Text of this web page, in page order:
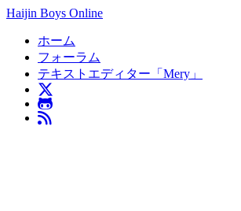
Haijin Boys Online
ホーム
フォーラム
テキストエディター「Mery」